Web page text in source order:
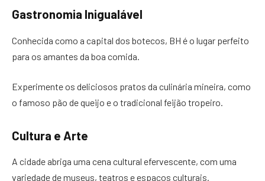
Gastronomia Inigualável
Conhecida como a capital dos botecos, BH é o lugar perfeito
para os amantes da boa comida.
Experimente os deliciosos pratos da culinária mineira, como
o famoso pão de queijo e o tradicional feijão tropeiro.
Cultura e Arte
A cidade abriga uma cena cultural efervescente, com uma
variedade de museus, teatros e espaços culturais.